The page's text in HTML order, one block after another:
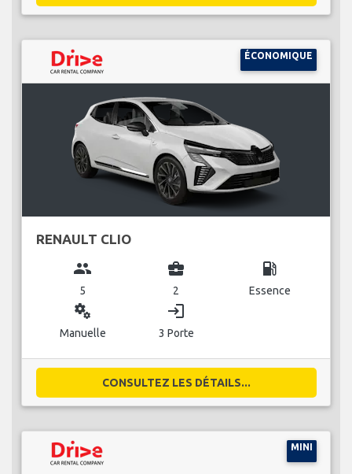
ÉCONOMIQUE
RENAULT CLIO
group
5
business_center
2
local_gas_station
Essence
miscellaneous_services
Manuelle
login
3 Porte
CONSULTEZ LES DÉTAILS...
MINI